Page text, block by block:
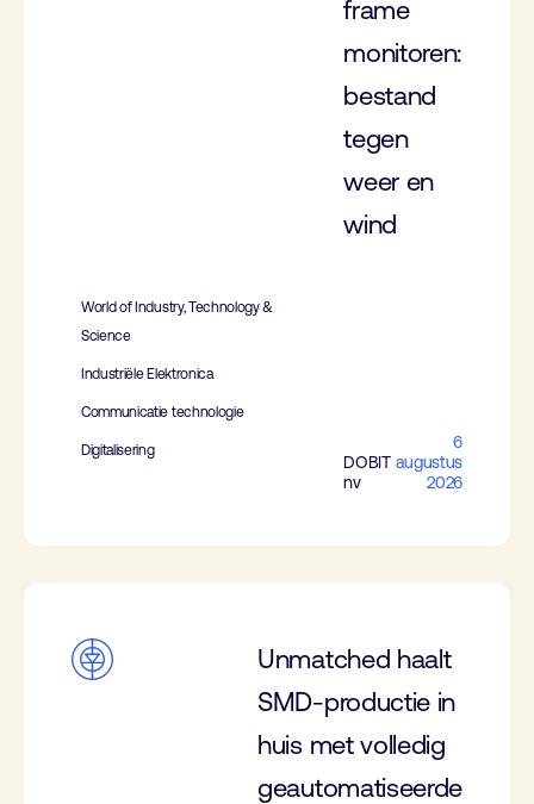
frame
monitoren:
bestand
tegen
weer en
wind
World of Industry, Technology &
Science
Industriële Elektronica
Communicatie technologie
Digitalisering
DOBIT
nv
6
augustus
2026
Unmatched haalt
SMD-productie in
huis met volledig
geautomatiseerde